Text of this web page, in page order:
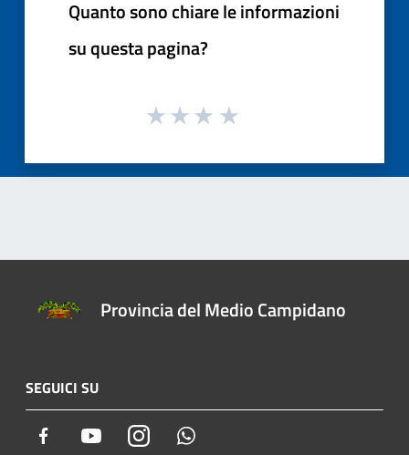
Quanto sono chiare le informazioni
su questa pagina?
Provincia del Medio Campidano
SEGUICI SU
Facebook YoutubeInstagram